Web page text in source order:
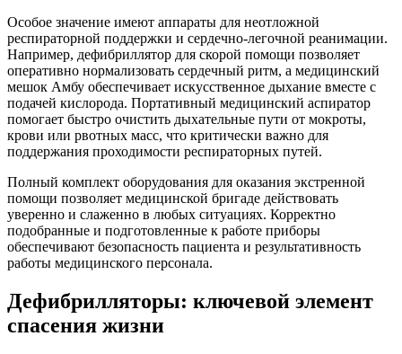
Особое значение имеют аппараты для неотложной
респираторной поддержки и сердечно-легочной реанимации.
Например, дефибриллятор для скорой помощи позволяет
оперативно нормализовать сердечный ритм, а медицинский
мешок Амбу обеспечивает искусственное дыхание вместе с
подачей кислорода. Портативный медицинский аспиратор
помогает быстро очистить дыхательные пути от мокроты,
крови или рвотных масс, что критически важно для
поддержания проходимости респираторных путей.
Полный комплект оборудования для оказания экстренной
помощи позволяет медицинской бригаде действовать
уверенно и слаженно в любых ситуациях. Корректно
подобранные и подготовленные к работе приборы
обеспечивают безопасность пациента и результативность
работы медицинского персонала.
Дефибрилляторы: ключевой элемент
спасения жизни